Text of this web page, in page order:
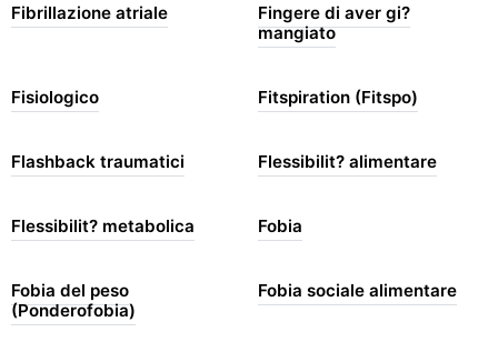
Fibrillazione atriale
Fingere di aver gi?
mangiato
Fisiologico Fitspiration (Fitspo)
Flashback traumatici Flessibilit? alimentare
Flessibilit? metabolica Fobia
Fobia del peso
(Ponderofobia)
Fobia sociale alimentare